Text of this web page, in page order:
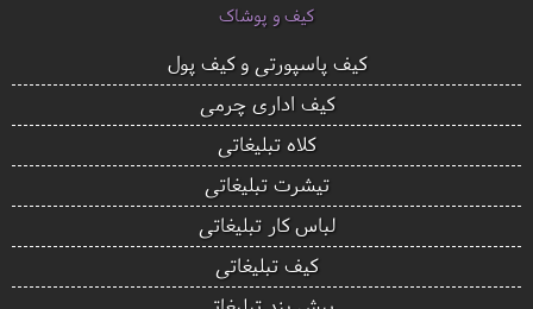
کیف و پوشاک
کیف پاسپورتی و کیف پول
کیف اداری چرمی
کلاه تبلیغاتی
تیشرت تبلیغاتی
لباس کار تبلیغاتی
کیف تبلیغاتی